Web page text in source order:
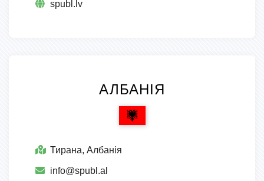
spubl.lv
АЛБАНІЯ
Тирана, Албанія
info@spubl.al